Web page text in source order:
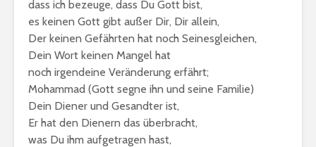
dass ich bezeuge, dass Du Gott bist,
es keinen Gott gibt außer Dir, Dir allein,
Der keinen Gefährten hat noch Seinesgleichen,
Dein Wort keinen Mangel hat
noch irgendeine Veränderung erfährt;
Mohammad (Gott segne ihn und seine Familie)
Dein Diener und Gesandter ist,
Er hat den Dienern das überbracht,
was Du ihm aufgetragen hast,